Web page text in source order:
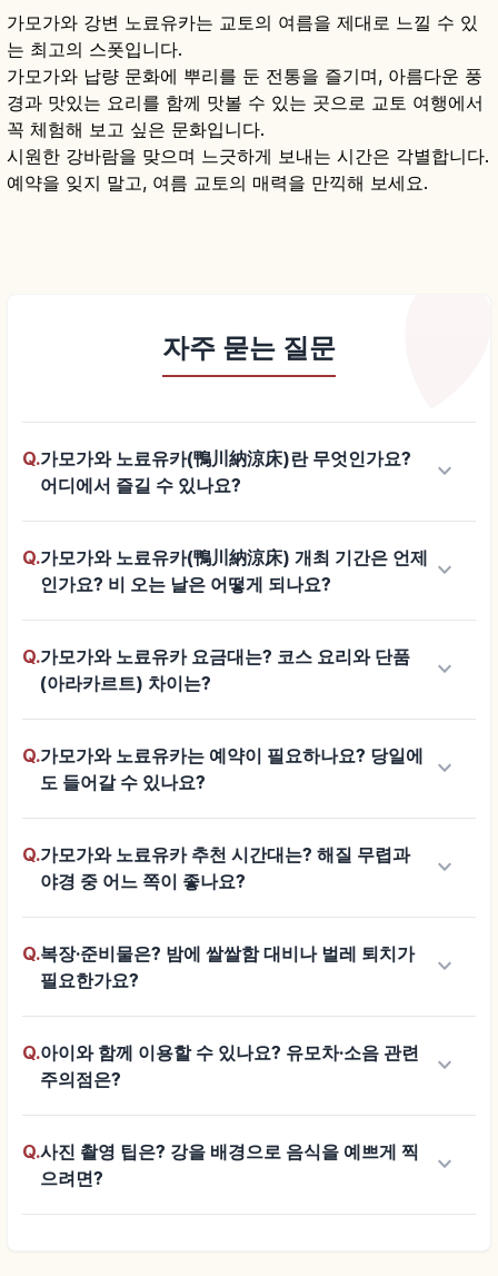
가모가와 강변 노료유카는 교토의 여름을 제대로 느낄 수 있
는 최고의 스폿입니다.
가모가와 납량 문화에 뿌리를 둔 전통을 즐기며, 아름다운 풍
경과 맛있는 요리를 함께 맛볼 수 있는 곳으로 교토 여행에서
꼭 체험해 보고 싶은 문화입니다.
시원한 강바람을 맞으며 느긋하게 보내는 시간은 각별합니다.
예약을 잊지 말고, 여름 교토의 매력을 만끽해 보세요.
자주 묻는 질문
Q.가모가와 노료유카(鴨川納涼床)란 무엇인가요?
어디에서 즐길 수 있나요?
keyboard_arrow_down
Q.가모가와 노료유카(鴨川納涼床) 개최 기간은 언제
인가요? 비 오는 날은 어떻게 되나요?
keyboard_arrow_down
Q.가모가와 노료유카 요금대는? 코스 요리와 단품
(아라카르트) 차이는?
keyboard_arrow_down
Q.가모가와 노료유카는 예약이 필요하나요? 당일에
도 들어갈 수 있나요?
keyboard_arrow_down
Q.가모가와 노료유카 추천 시간대는? 해질 무렵과
야경 중 어느 쪽이 좋나요?
keyboard_arrow_down
Q.복장·준비물은? 밤에 쌀쌀함 대비나 벌레 퇴치가
필요한가요?
keyboard_arrow_down
Q.아이와 함께 이용할 수 있나요? 유모차·소음 관련
주의점은?
keyboard_arrow_down
Q.사진 촬영 팁은? 강을 배경으로 음식을 예쁘게 찍
으려면?
keyboard_arrow_down